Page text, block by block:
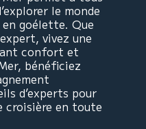
le monde
goélette. Que
vivez une
confort et
bénéficiez
d’experts pour
croisière en toute